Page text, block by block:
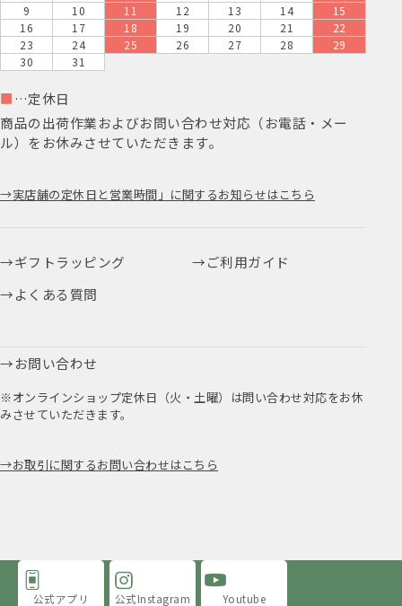
9
10 11 12 13 14
15
16
17 18 19 20 21
22
23
24 25 26 27 28
29
30
31
■ …定休日
商品の出荷作業およびお問い合わせ対応（お電話・メー
ル）をお休みさせていただきます。
実店舗の定休日と営業時間」に関するお知らせはこちら
ギフトラッピング
ご利用ガイド
よくある質問
お問い合わせ
※オンラインショップ定休日（火・土曜）は問い合わせ対応をお休
みさせていただきます。
お取引に関するお問い合わせはこちら
公式アプリ 公式Instagram Youtube